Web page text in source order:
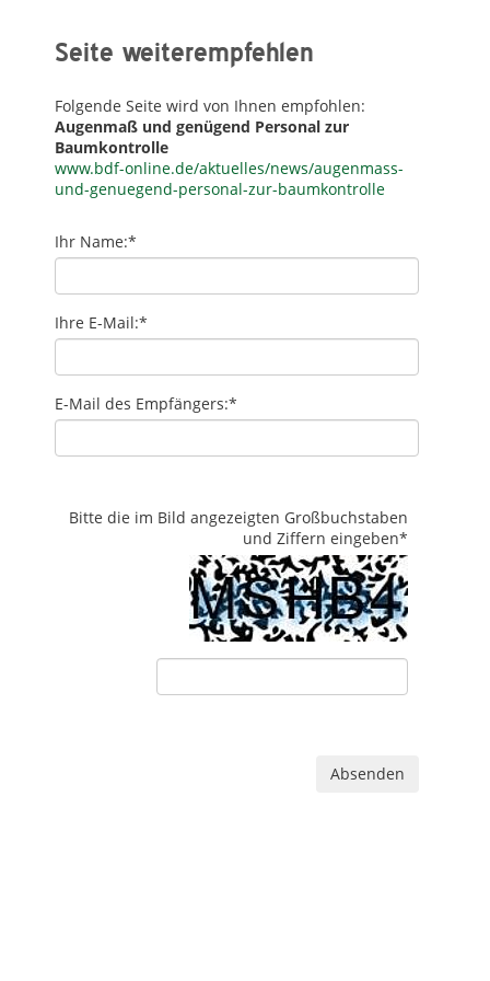
Seite weiterempfehlen
Folgende Seite wird von Ihnen empfohlen:
Augenmaß und genügend Personal zur
Baumkontrolle
www.bdf-online.de/aktuelles/news/augenmass-
und-genuegend-personal-zur-baumkontrolle
Ihr Name:*
Ihre E-Mail:*
E-Mail des Empfängers:*
Bitte die im Bild angezeigten Großbuchstaben
und Ziffern eingeben*
Absenden